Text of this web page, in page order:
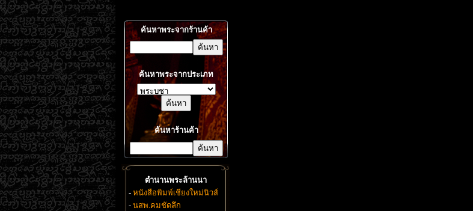
ค้นหาพระจากร้านค้า
ค้นหาพระจากประเภท
ค้นหาร้านค้า
ตำนานพระล้านนา
- หนังสือพิมพ์เชียงใหม่นิวส์
- นสพ.คมชัดลึก